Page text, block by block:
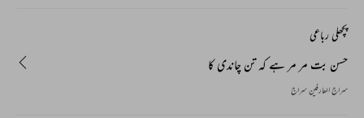
پچھلی رباعی
حسن بت مر مر ہے کہ تن چاندی کا
سراج العارفین سراج